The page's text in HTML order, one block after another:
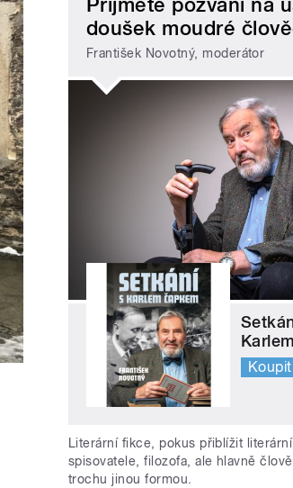
doušek moudré
František Novotný, moderátor
Koupit
Literární fikce, pokus přiblížit literární
spisovatele, filozofa, ale hlavně
trochu jinou formou.